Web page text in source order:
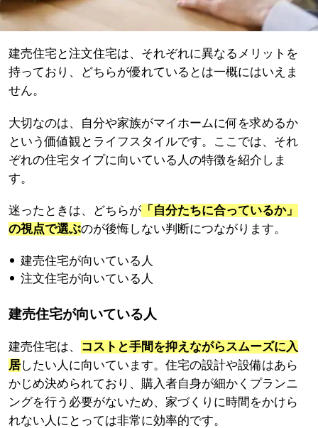
建売住宅と注文住宅は、それぞれに異なるメリットを
持っており、どちらが優れているとは一概にはいえま
せん。
大切なのは、自分や家族がマイホームに何を求めるか
という価値観とライフスタイルです。ここでは、それ
ぞれの住宅タイプに向いている人の特徴を紹介しま
す。
迷ったときは、どちらが「自分たちに合っているか」
の視点で選ぶのが後悔しない判断につながります。
建売住宅が向いている人
注文住宅が向いている人
建売住宅が向いている人
建売住宅は、
コストと手間を抑えながらスムーズに入
居したい人に向いています。住宅の設計や設備はあら
かじめ決められており、購入者自身が細かくプランニ
ングを行う必要がないため、家づくりに時間をかけら
れない人にとっては非常に効率的です。